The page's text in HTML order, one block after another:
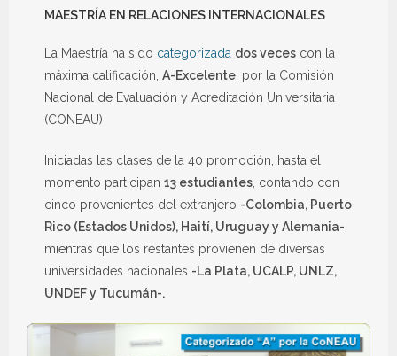
MAESTRÍA EN RELACIONES INTERNACIONALES
La Maestría ha sido categorizada dos veces con la
máxima calificación, A-Excelente , por la Comisión
Nacional de Evaluación y Acreditación Universitaria
(CONEAU)
Iniciadas las clases de la 40 promoción, hasta el
momento participan 13 estudiantes , contando con
cinco provenientes del extranjero -Colombia, Puerto
Rico (Estados Unidos), Haití, Uruguay y Alemania-
mientras que los restantes provienen de diversas
universidades nacionales -La Plata, UCALP, UNLZ,
UNDEF y Tucumán-.